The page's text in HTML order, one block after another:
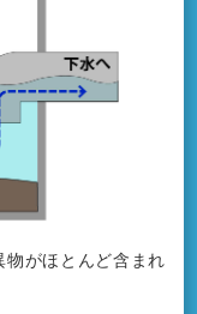
物がほとんど含まれ